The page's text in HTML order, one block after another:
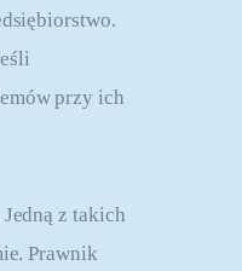
przy ich
z takich
Prawnik